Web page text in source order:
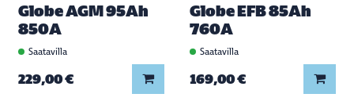
Globe AGM 95Ah
850A
Saatavilla
229,00 € Lisää koriin
Globe EFB 85Ah
760A
Saatavilla
169,00 €